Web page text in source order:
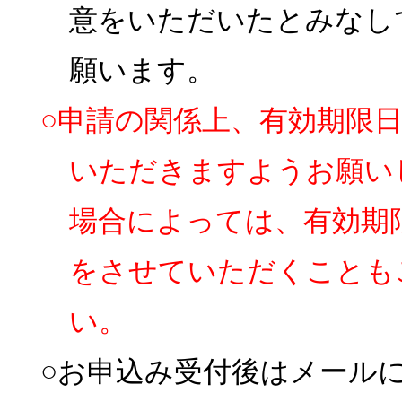
意をいただいたとみな
願います。
○申請の関係上、有効期限
いただきますようお願
場合によっては、有効
をさせていただくこと
い。
○お申込み受付後はメール